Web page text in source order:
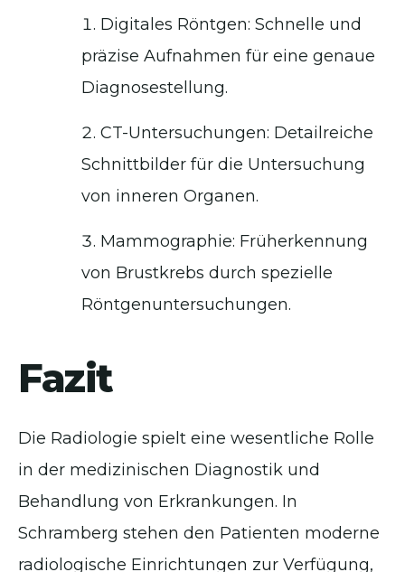
Digitales Röntgen: Schnelle und
präzise Aufnahmen für eine genaue
Diagnosestellung.
CT-Untersuchungen: Detailreiche
Schnittbilder für die Untersuchung
von inneren Organen.
Mammographie: Früherkennung
von Brustkrebs durch spezielle
Röntgenuntersuchungen.
Fazit
Die Radiologie spielt eine wesentliche Rolle
in der medizinischen Diagnostik und
Behandlung von Erkrankungen. In
Schramberg stehen den Patienten moderne
radiologische Einrichtungen zur Verfügung,